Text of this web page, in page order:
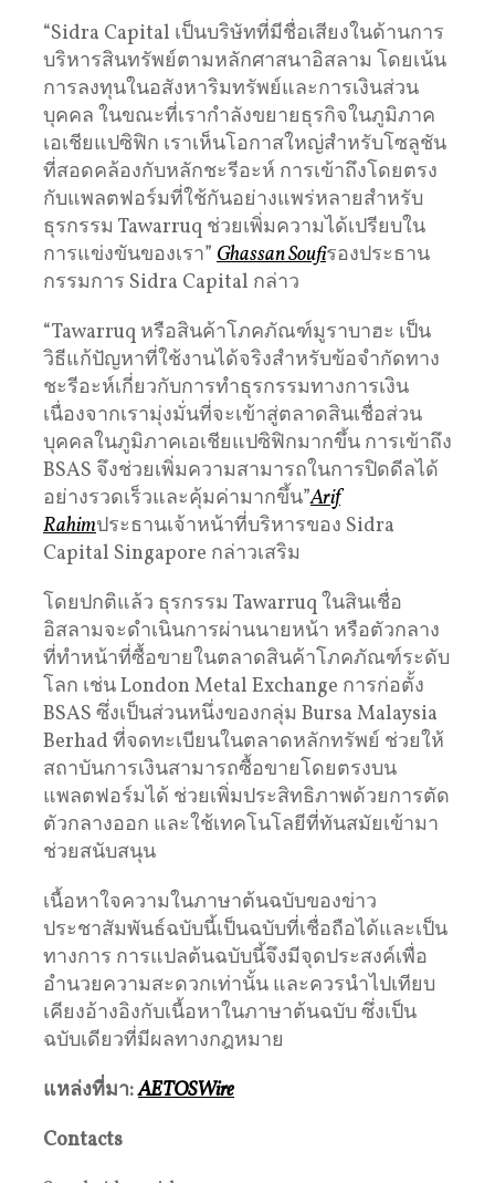
“Sidra Capital เป็นบริษัทที่มีชื่อเสียงในด้านการ
บริหารสินทรัพย์ตามหลักศาสนาอิสลาม โดยเน้น
การลงทุนในอสังหาริมทรัพย์และการเงินส่วน
บุคคล ในขณะที่เรากำลังขยายธุรกิจในภูมิภาค
เอเชียแปซิฟิก เราเห็นโอกาสใหญ่สำหรับโซลูชัน
ที่สอดคล้องกับหลักชะรีอะห์ การเข้าถึงโดยตรง
กับแพลตฟอร์มที่ใช้กันอย่างแพร่หลายสำหรับ
ธุรกรรม Tawarruq ช่วยเพิ่มความได้เปรียบใน
การแข่งขันของเรา” Ghassan Soufiรองประธาน
กรรมการ Sidra Capital กล่าว
“Tawarruq หรือสินค้าโภคภัณฑ์มูราบาฮะ เป็น
วิธีแก้ปัญหาที่ใช้งานได้จริงสำหรับข้อจำกัดทาง
ชะรีอะห์เกี่ยวกับการทำธุรกรรมทางการเงิน
เนื่องจากเรามุ่งมั่นที่จะเข้าสู่ตลาดสินเชื่อส่วน
บุคคลในภูมิภาคเอเชียแปซิฟิกมากขึ้น การเข้าถึง
BSAS จึงช่วยเพิ่มความสามารถในการปิดดีลได้
อย่างรวดเร็วและคุ้มค่ามากขึ้น”Arif
Rahimประธานเจ้าหน้าที่บริหารของ Sidra
Capital Singapore กล่าวเสริม
โดยปกติแล้ว ธุรกรรม Tawarruq ในสินเชื่อ
อิสลามจะดำเนินการผ่านนายหน้า หรือตัวกลาง
ที่ทำหน้าที่ซื้อขายในตลาดสินค้าโภคภัณฑ์ระดับ
โลก เช่น London Metal Exchange การก่อตั้ง
BSAS ซึ่งเป็นส่วนหนึ่งของกลุ่ม Bursa Malaysia
Berhad ที่จดทะเบียนในตลาดหลักทรัพย์ ช่วยให้
สถาบันการเงินสามารถซื้อขายโดยตรงบน
แพลตฟอร์มได้ ช่วยเพิ่มประสิทธิภาพด้วยการตัด
ตัวกลางออก และใช้เทคโนโลยีที่ทันสมัยเข้ามา
ช่วยสนับสนุน
เนื้อหาใจความในภาษาต้นฉบับของข่าว
ประชาสัมพันธ์ฉบับนี้เป็นฉบับที่เชื่อถือได้และเป็น
ทางการ การแปลต้นฉบับนี้จึงมีจุดประสงค์เพื่อ
อำนวยความสะดวกเท่านั้น และควรนำไปเทียบ
เคียงอ้างอิงกับเนื้อหาในภาษาต้นฉบับ ซึ่งเป็น
ฉบับเดียวที่มีผลทางกฎหมาย
แหล่งที่มา:AETOSWire
Contacts